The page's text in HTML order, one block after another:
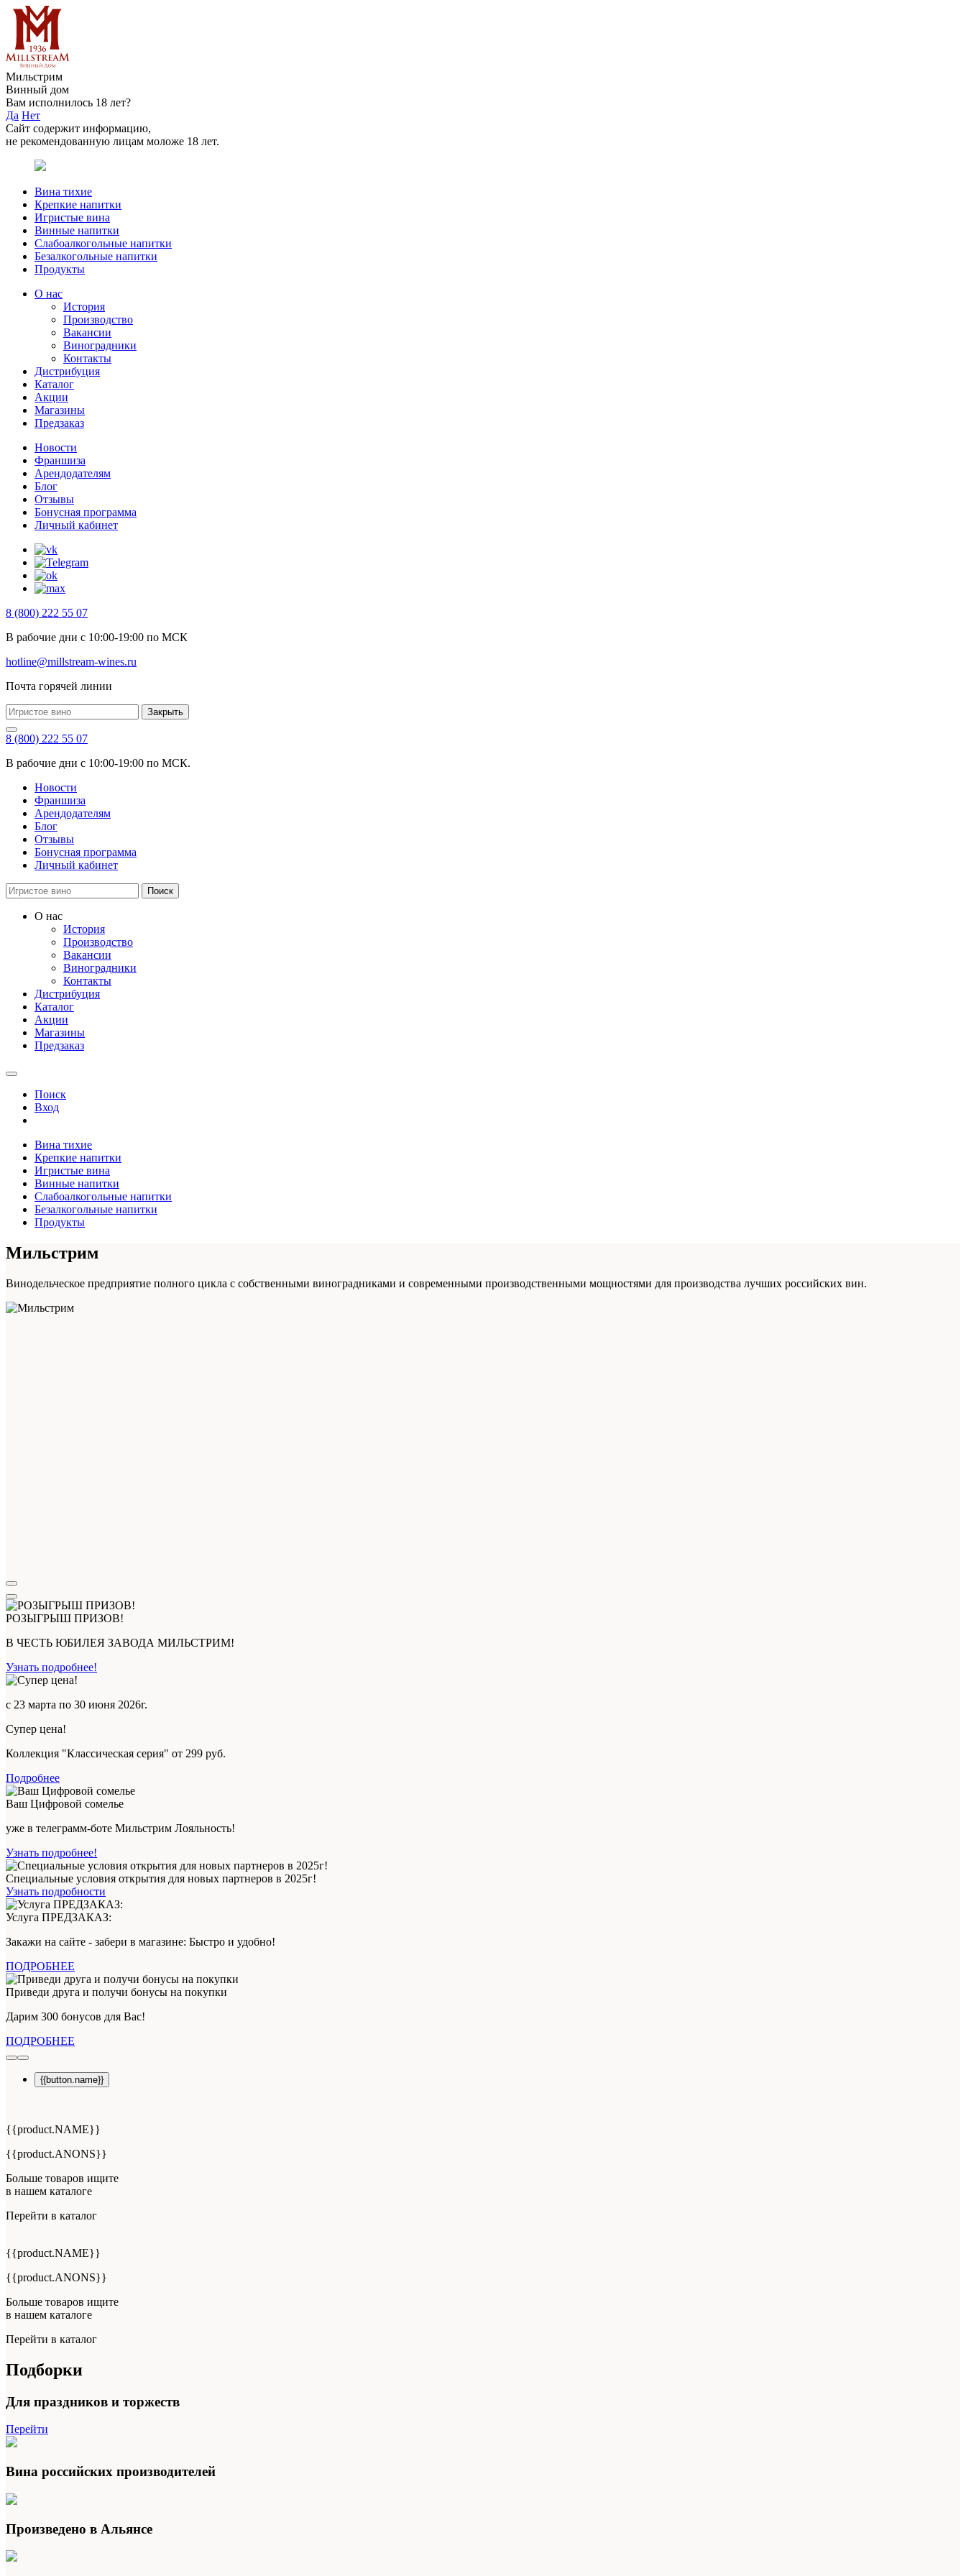
Мильстрим
Винный дом
Вам исполнилось 18 лет?
Да Нет
Сайт содержит информацию,
не рекомендованную лицам моложе 18 лет.
Вина тихие
Крепкие напитки
Игристые вина
Винные напитки
Слабоалкогольные напитки
Безалкогольные напитки
Продукты
О нас
История
Производство
Вакансии
Виноградники
Контакты
Дистрибуция
Каталог
Акции
Магазины
Предзаказ
Новости
Франшиза
Арендодателям
Блог
Отзывы
Бонусная программа
Личный кабинет
8 (800) 222 55 07
В рабочие дни с 10:00-19:00 по МСК
hotline@millstream-wines.ru
Почта горячей линии
Закрыть
8 (800) 222 55 07
В рабочие дни с 10:00-19:00 по МСК.
Новости
Франшиза
Арендодателям
Блог
Отзывы
Бонусная программа
Личный кабинет
Поиск
О нас
История
Производство
Вакансии
Виноградники
Контакты
Дистрибуция
Каталог
Акции
Магазины
Предзаказ
Поиск
Вход
Вина тихие
Крепкие напитки
Игристые вина
Винные напитки
Слабоалкогольные напитки
Безалкогольные напитки
Продукты
Мильстрим
Винодельческое предприятие полного цикла с собственными виноградниками и современными производственными мощностями для производства лучших российских вин.
РОЗЫГРЫШ ПРИЗОВ!
В ЧЕСТЬ ЮБИЛЕЯ ЗАВОДА МИЛЬСТРИМ!
Узнать подробнее!
с 23 марта по 30 июня 2026г.
Супер цена!
Коллекция "Классическая серия" от 299 руб.
Подробнее
Ваш Цифровой сомелье
уже в телеграмм-боте Мильстрим Лояльность!
Узнать подробнее!
Специальные условия открытия для новых партнеров в 2025г!
Узнать подробности
Услуга ПРЕДЗАКАЗ:
Закажи на сайте - забери в магазине: Быстро и удобно!
ПОДРОБНЕЕ
Приведи друга и получи бонусы на покупки
Дарим 300 бонусов для Вас!
ПОДРОБНЕЕ
{{button.name}}
{{product.NAME}}
{{product.ANONS}}
Больше товаров ищите
в нашем каталоге
Перейти в каталог
{{product.NAME}}
{{product.ANONS}}
Больше товаров ищите
в нашем каталоге
Перейти в каталог
Подборки
Для праздников и торжеств
Перейти
Вина российских производителей
Произведено в Альянсе